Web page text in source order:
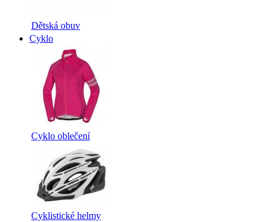
Dětská obuv
Cyklo
Cyklo oblečení
Cyklistické helmy